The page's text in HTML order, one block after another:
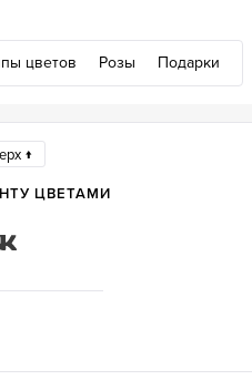
цветов Розы Подарки
ЦВЕТАМИ
↑